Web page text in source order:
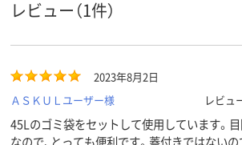
レビュー（1件）
2023年8月2日
ＡＳＫＵＬユーザー様
レビュ
45Lのゴミ袋をセットして使用しています。
なので、とっても便利です。蓋付きではない